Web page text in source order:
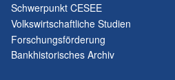
Schwerpunkt CESEE
Volkswirtschaftliche Studien
Forschungsförderung
Bankhistorisches Archiv